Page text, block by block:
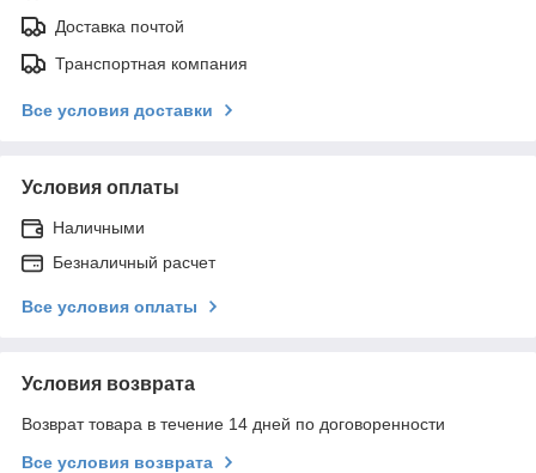
Доставка почтой
Транспортная компания
Все условия доставки
Условия оплаты
Наличными
Безналичный расчет
Все условия оплаты
Условия возврата
Возврат товара в течение 14 дней по договоренности
Все условия возврата